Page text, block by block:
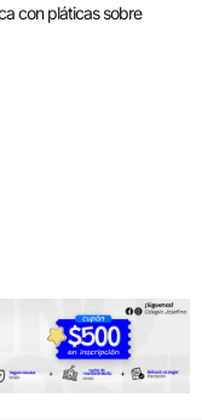
con pláticas sobre